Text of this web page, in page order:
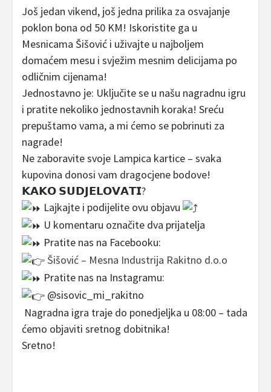
Još jedan vikend, još jedna prilika za osvajanje
poklon bona od 50 KM! Iskoristite ga u
Mesnicama Šišović i uživajte u najboljem
domaćem mesu i svježim mesnim delicijama po
odličnim cijenama!
Jednostavno je: Uključite se u našu nagradnu igru
i pratite nekoliko jednostavnih koraka! Sreću
prepuštamo vama, a mi ćemo se pobrinuti za
nagrade!
Ne zaboravite svoje Lampica kartice – svaka
kupovina donosi vam dragocjene bodove!
𝗞𝗔𝗞𝗢 𝗦𝗨𝗗𝗝𝗘𝗟𝗢𝗩𝗔𝗧𝗜?
Lajkajte i podijelite ovu objavu
U komentaru označite dva prijatelja
Pratite nas na Facebooku:
Šišović – Mesna Industrija Rakitno d.o.o
Pratite nas na Instagramu:
@sisovic_mi_rakitno
Nagradna igra traje do ponedjeljka u 08:00 – tada
ćemo objaviti sretnog dobitnika!
Sretno!